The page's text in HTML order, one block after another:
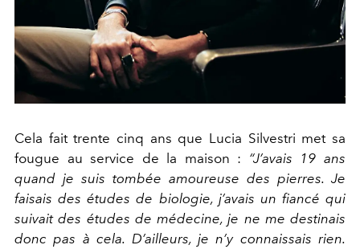
Cela fait trente cinq ans que Lucia Silvestri met sa
fougue au service de la maison : “J’avais 19 ans
quand je suis tombée amoureuse des pierres. Je
faisais des études de biologie, j’avais un fiancé qui
suivait des études de médecine, je ne me destinais
donc pas à cela. D’ailleurs, je n’y connaissais rien.